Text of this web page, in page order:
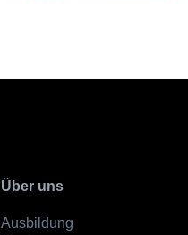
Über uns
Ausbildung